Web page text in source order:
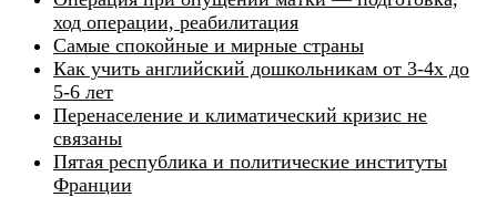
ход операции, реабилитация
Самые спокойные и мирные страны
Как учить английский дошкольникам от 3-4х до
5-6 лет
Перенаселение и климатический кризис не
связаны
Пятая республика и политические институты
Франции